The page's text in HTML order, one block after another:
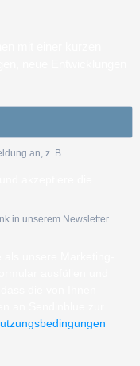
an, z. B. .
in unserem Newsletter